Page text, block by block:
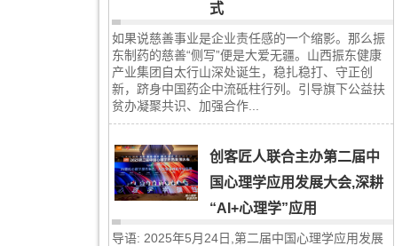
式
如果说慈善事业是企业责任感的一个缩影。那么振
东制药的慈善“侧写”便是大爱无疆。山西振东健康
产业集团自太行山深处诞生，稳扎稳打、守正创
新，跻身中国药企中流砥柱行列。引导旗下公益扶
贫办凝聚共识、加强合作...
创客匠人联合主办第二届中
国心理学应用发展大会,深耕
“AI+心理学”应用
导语: 2025年5月24日,第二届中国心理学应用发展